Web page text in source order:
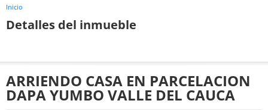
Inicio
Detalles del inmueble
ARRIENDO CASA EN PARCELACION
DAPA YUMBO VALLE DEL CAUCA